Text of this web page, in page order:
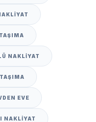
NAKLIYAT
EVE
NAKLIYAT